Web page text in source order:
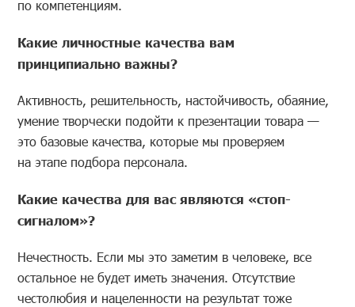
по компетенциям.
Какие личностные качества вам
принципиально важны?
Активность, решительность, настойчивость, обаяние,
умение творчески подойти к презентации товара —
это базовые качества, которые мы проверяем
на этапе подбора персонала.
Какие качества для вас являются «стоп-
сигналом»?
Нечестность. Если мы это заметим в человеке, все
остальное не будет иметь значения. Отсутствие
честолюбия и нацеленности на результат тоже